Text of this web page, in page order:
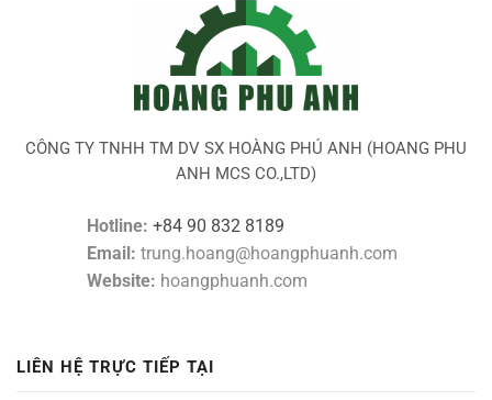
CÔNG TY TNHH TM DV SX HOÀNG PHÚ ANH (HOANG PHU
ANH MCS CO.,LTD)
Hotline: +84 90 832 8189
Email: trung.hoang@hoangphuanh.com
Website: hoangphuanh.com
LIÊN HỆ TRỰC TIẾP TẠI